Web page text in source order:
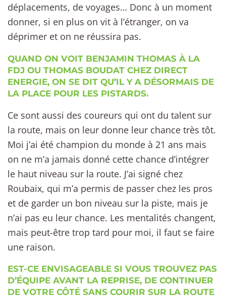
déplacements, de voyages… Donc à un moment
donner, si en plus on vit à l’étranger, on va
déprimer et on ne réussira pas.
QUAND ON VOIT BENJAMIN THOMAS À LA
FDJ OU THOMAS BOUDAT CHEZ DIRECT
ENERGIE, ON SE DIT QU’IL Y A DÉSORMAIS DE
LA PLACE POUR LES PISTARDS.
Ce sont aussi des coureurs qui ont du talent sur
la route, mais on leur donne leur chance très tôt.
Moi j’ai été champion du monde à 21 ans mais
on ne m’a jamais donné cette chance d’intégrer
le haut niveau sur la route. J’ai signé chez
Roubaix, qui m’a permis de passer chez les pros
et de garder un bon niveau sur la piste, mais je
n’ai pas eu leur chance. Les mentalités changent,
mais peut-être trop tard pour moi, il faut se faire
une raison.
EST-CE ENVISAGEABLE SI VOUS TROUVEZ PAS
D’ÉQUIPE AVANT LA REPRISE, DE CONTINUER
DE VOTRE CÔTÉ SANS COURIR SUR LA ROUTE